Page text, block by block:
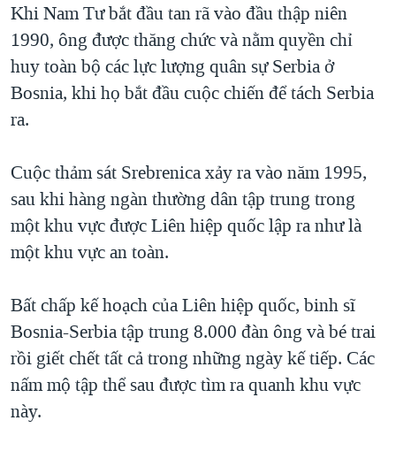
Khi Nam Tư bắt đầu tan rã vào đầu thập niên
1990, ông được thăng chức và nằm quyền chỉ
huy toàn bộ các lực lượng quân sự Serbia ở
Bosnia, khi họ bắt đầu cuộc chiến để tách Serbia
ra.
Cuộc thảm sát Srebrenica xảy ra vào năm 1995,
sau khi hàng ngàn thường dân tập trung trong
một khu vực được Liên hiệp quốc lập ra như là
một khu vực an toàn.
Bất chấp kế hoạch của Liên hiệp quốc, binh sĩ
Bosnia-Serbia tập trung 8.000 đàn ông và bé trai
rồi giết chết tất cả trong những ngày kế tiếp. Các
nấm mộ tập thể sau được tìm ra quanh khu vực
này.